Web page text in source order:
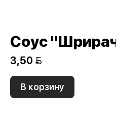
Соус
3,50 
В корзину